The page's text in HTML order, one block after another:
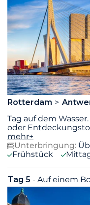
Rotterdam
Tag auf dem
oder
mehr+
Unterbringung:
Frühstück
Tag 5 - Auf einem